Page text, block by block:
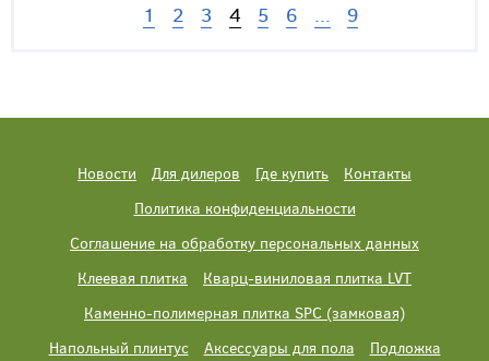
1 2 3 4 5 6 ... 9
Новости Для дилеров Где купить
Контакты
Политика конфиденциальности
Соглашение на обработку персональных данных
Клеевая плитка
Кварц-виниловая плитка LVT
Каменно-полимерная плитка SPC (замковая)
Напольный плинтус
Аксессуары для пола Подложка